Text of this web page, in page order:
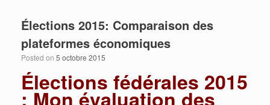
Élections 2015: Comparaison des
plateformes économiques
Posted on 5 octobre 2015
Élections fédérales 2015
: Mon évaluation des